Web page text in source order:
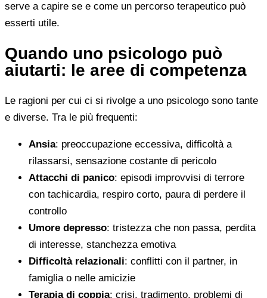
serve a capire se e come un percorso terapeutico può
esserti utile.
Quando uno psicologo può
aiutarti: le aree di competenza
Le ragioni per cui ci si rivolge a uno psicologo sono tante
e diverse. Tra le più frequenti:
Ansia: preoccupazione eccessiva, difficoltà a
rilassarsi, sensazione costante di pericolo
Attacchi di panico: episodi improvvisi di terrore
con tachicardia, respiro corto, paura di perdere il
controllo
Umore depresso: tristezza che non passa, perdita
di interesse, stanchezza emotiva
Difficoltà relazionali: conflitti con il partner, in
famiglia o nelle amicizie
Terapia di coppia: crisi, tradimento, problemi di